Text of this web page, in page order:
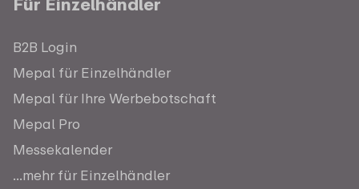
Für Einzelhändler
B2B Login
Mepal für Einzelhändler
Mepal für Ihre Werbebotschaft
Mepal Pro
Messekalender
...mehr für Einzelhändler